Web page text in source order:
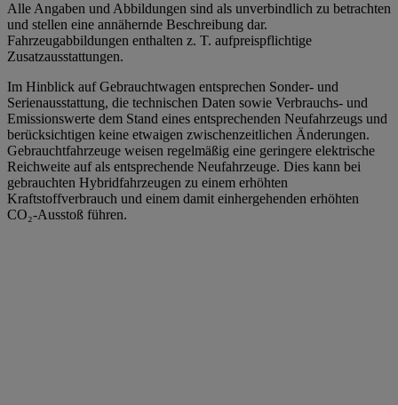
Alle Angaben und Abbildungen sind als unverbindlich zu betrachten
und stellen eine annähernde Beschreibung dar.
Fahrzeugabbildungen enthalten z. T. aufpreispflichtige
Zusatzausstattungen.
Im Hinblick auf Gebrauchtwagen entsprechen Sonder- und
Serienausstattung, die technischen Daten sowie Verbrauchs- und
Emissionswerte dem Stand eines entsprechenden Neufahrzeugs und
berücksichtigen keine etwaigen zwischenzeitlichen Änderungen.
Gebrauchtfahrzeuge weisen regelmäßig eine geringere elektrische
Reichweite auf als entsprechende Neufahrzeuge. Dies kann bei
gebrauchten Hybridfahrzeugen zu einem erhöhten
Kraftstoffverbrauch und einem damit einhergehenden erhöhten
CO₂-Ausstoß führen.